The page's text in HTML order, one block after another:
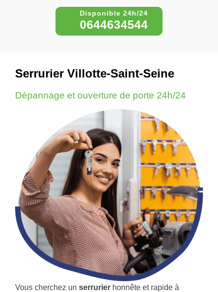
0644634544
Serrurier Villotte-Saint-Seine
Dépannage et ouverture de porte 24h/24
Vous cherchez un serrurier honnête et rapide à